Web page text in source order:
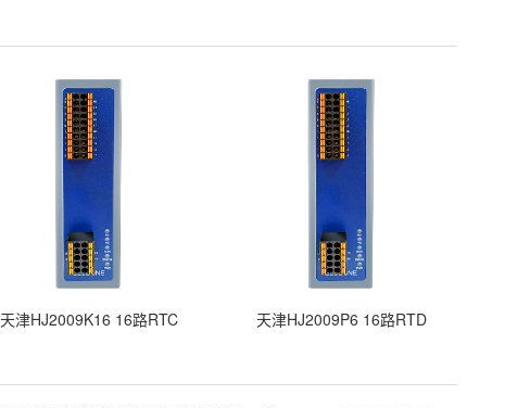
天津HJ2009K16 16路RTC 天津HJ2009P6 16路RTD